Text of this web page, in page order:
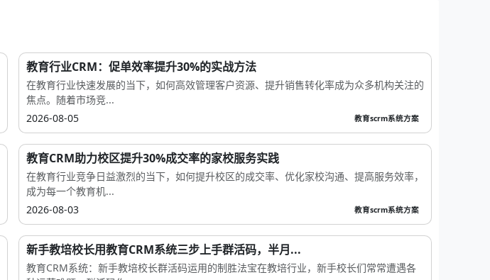
教育行业CRM：促单效率提升30%的实战方法
在教育行业快速发展的当下，如何高效管理客户资源、提升销售转化率成为众多机构关注的
焦点。随着市场竞...
2026-08-05
教育scrm系统方案
教育CRM助力校区提升30%成交率的家校服务实践
在教育行业竞争日益激烈的当下，如何提升校区的成交率、优化家校沟通、提高服务效率，
成为每一个教育机...
2026-08-03
教育scrm系统方案
新手教培校长用教育CRM系统三步上手群活码，半月...
教育CRM系统：新手教培校长群活码运用的制胜法宝在教培行业，新手校长们常常遭遇各